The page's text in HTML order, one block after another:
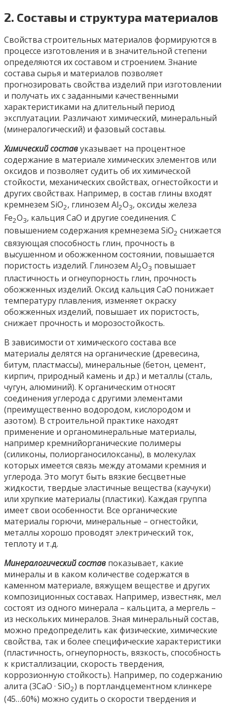
2. Составы и структура материалов
Свойства строительных материалов формируются в
процессе изготовления и в значительной степени
определяются их составом и строением. Знание
состава сырья и материалов позволяет
прогнозировать свойства изделий при изготовлении
и получать их с заданными качественными
характеристиками на длительный период
эксплуатации. Различают химический, минеральный
(минералогический) и фазовый составы.
Химический составуказывает на процентное
содержание в материале химических элементов или
оксидов и позволяет судить об их химической
стойкости, механических свойствах, огнестойкости и
других свойствах. Например, в состав глины входят
кремнезем SiO2, глинозем Al2O3, оксиды железа
Fe2O3, кальция CaO и другие соединения. С
повышением содержания кремнезема SiO2 снижается
связующая способность глин, прочность в
высушенном и обожженном состоянии, повышается
пористость изделий. Глинозем Al2O3 повышает
пластичность и огнеупорность глин, прочность
обожженных изделий. Оксид кальция CaO понижает
температуру плавления, изменяет окраску
обожженных изделий, повышает их пористость,
снижает прочность и морозостойкость.
В зависимости от химического состава все
материалы делятся на органические (древесина,
битум, пластмассы), минеральные (бетон, цемент,
кирпич, природный камень и др.) и металлы (сталь,
чугун, алюминий). К органическим относят
соединения углерода с другими элементами
(преимущественно водородом, кислородом и
азотом). В строительной практике находят
применение и органоминеральные материалы,
например кремнийорганические полимеры
(силиконы, полиорганосилоксаны), в молекулах
которых имеется связь между атомами кремния и
углерода. Это могут быть вязкие бесцветные
жидкости, твердые эластичные вещества (каучуки)
или хрупкие материалы (пластики). Каждая группа
имеет свои особенности. Все органические
материалы горючи, минеральные – огнестойки,
металлы хорошо проводят электрический ток,
теплоту и т.д.
Минералогический состав показывает, какие
минералы и в каком количестве содержатся в
каменном материале, вяжущем веществе и других
композиционных составах. Например, известняк, мел
состоят из одного минерала – кальцита, а мергель –
из нескольких минералов. Зная минеральный состав,
можно предопределить как физические, химические
свойства, так и более специфические характеристики
(пластичность, огнеупорность, вязкость, способность
к кристаллизации, скорость твердения,
коррозионную стойкость). Например, по содержанию
алита (3СаО · SiO2) в портландцементном клинкере
(45…60%) можно судить о скорости твердения и